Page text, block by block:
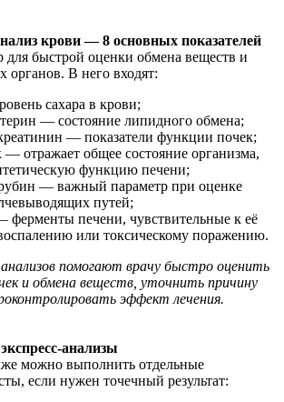
крови — 8 основных показателей
для быстрой оценки обмена веществ и
органов. В него входят:
сахара в крови;
— состояние липидного обмена;
— показатели функции почек;
отражает общее состояние организма,
функцию печени;
— важный параметр при оценке
путей;
печени, чувствительные к её
или токсическому поражению.
помогают врачу быстро оценить
и обмена веществ, уточнить причину
эффект лечения.
анализы
можно выполнить отдельные
если нужен точечный результат: